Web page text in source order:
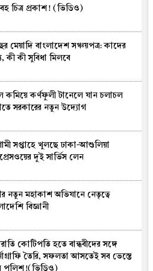
আটকে পড়া বিমানের যাত্রীরা দুপুরে
দেশে
থেকে এসআরবি, কতটা বদলাবে পুরোনো
তরুণদের মধ্যে ক্যানসারের ঝুঁকি
যে প্রবণতা
লঘুচাপ, দেশজুড়ে বৃষ্টি-বজ্রবৃষ্টির
ঋণে ভাটা, অনিশ্চয়তায় বাংলাদেশের
প্রকল্প
চিত্র প্রকাশ! (ভিডিও)
মেয়াদি বাংলাদেশ সঞ্চয়পত্র: কাদের
কী কী সুবিধা মিলবে
কমিয়ে কর্ণফুলী টানেলে যান চলাচল
সরকারের নতুন উদ্যোগ
সপ্তাহে খুলছে ঢাকা-আশুলিয়া
দুই সার্ভিস লেন
নতুন মহাকাশ অভিযানে নেতৃত্বে
বিজ্ঞানী
কোটিপতি হতে বান্ধবীদের সঙ্গে
তৈরি, সফলতা আসতেই সব ভেস্তে
পুলিশ!(ভিডিও)